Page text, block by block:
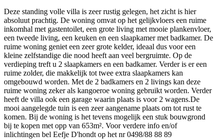
Deze standing volle villa is zeer rustig gelegen, het zicht is hier
absoluut prachtig. De woning omvat op het gelijkvloers een ruime
inkomhal met gastentoilet, een grote living met mooie plankenvloer,
een tweede living, een keuken en een slaapkamer met badkamer. De
ruime woning geniet een zeer grote kelder, ideaal dus voor een
kleine zelfstandige die nood heeft aan veel bergruimte. Op de
verdieping treft u 2 slaapkamers en een badkamer. Verder is er een
ruime zolder, die makkelijk tot twee extra slaapkamers kan
omgebouwd worden. Met de 2 badkamers en 2 livings kan deze
ruime woning zeker als kangoeroe woning gebruikt worden. Verder
heeft de villa ook een garage waarin plaats is voor 2 wagens.De
mooi aangelegde tuin is een zeer aangename plaats om tot rust te
komen. Bij de woning is het tevens mogelijk een stuk bouwgrond
bij te kopen met opp van 653m². Voor verdere info en/of
inlichtingen bel Eefje D'hondt op het nr 0498/88 88 89